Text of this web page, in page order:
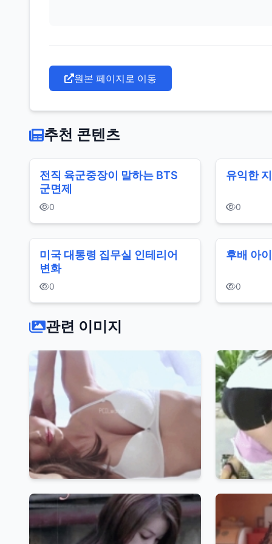
원본 페이지로 이동
추천 콘텐츠
전직 육군중장이 말하는 BTS
군면제
0
유익한
0
미국 대통령 집무실 인테리어
변화
0
후배 아
0
관련 이미지